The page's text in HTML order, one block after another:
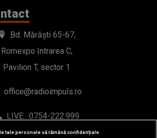
Bd. Mărăști 65-67,
Romexpo Intrarea C,
Pavilion T, sector 1
office@radioimpuls.ro
LIVE : 0754-222.999
0754-222.999
tale personale să rămână confidențiale